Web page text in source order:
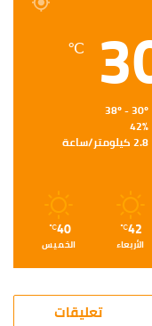
℃
38º - 30º
42%
2.8 كيلومتر/ساعة
42
℃
الأربعاء
40
℃
الخميس
تعليقات